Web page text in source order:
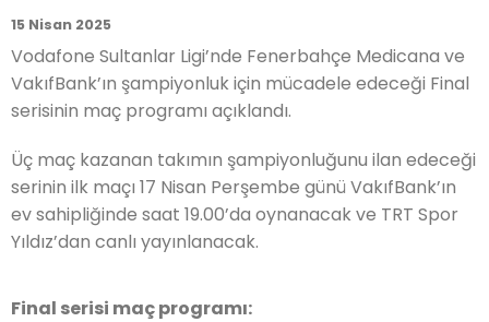
15 Nisan 2025
Vodafone Sultanlar Ligi’nde Fenerbahçe Medicana ve
VakıfBank’ın şampiyonluk için mücadele edeceği Final
serisinin maç programı açıklandı.
Üç maç kazanan takımın şampiyonluğunu ilan edeceği
serinin ilk maçı 17 Nisan Perşembe günü VakıfBank’ın
ev sahipliğinde saat 19.00’da oynanacak ve TRT Spor
Yıldız’dan canlı yayınlanacak.
Final serisi maç programı: